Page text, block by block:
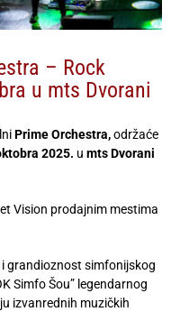
– Rock
u mts Dvorani
Prime Orchestra,održaće
2025. u mts Dvorani
Vision prodajnim mestima
grandioznost simfonijskog
Simfo Šou” legendarnog
izvanrednih muzičkih